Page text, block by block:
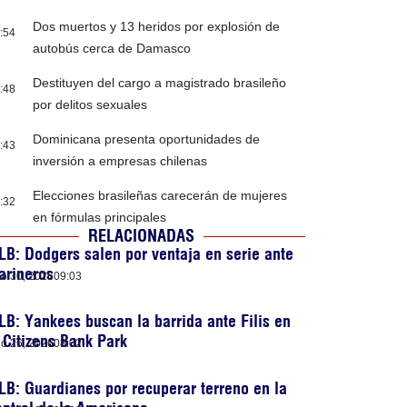
Dos muertos y 13 heridos por explosión de
autobús cerca de Damasco
Destituyen del cargo a magistrado brasileño
por delitos sexuales
Dominicana presenta oportunidades de
inversión a empresas chilenas
Elecciones brasileñas carecerán de mujeres
en fórmulas principales
RELACIONADAS
Dodgers salen por ventaja en serie ante
30, 202609:03
Yankees buscan la barrida ante Filis en
Bank Park
26, 202608:02
Guardianes por recuperar terreno en la